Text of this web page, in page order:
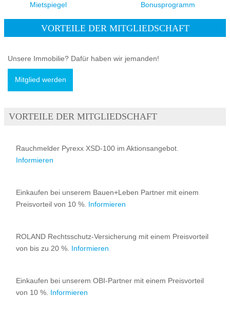
Mietspiegel Bonusprogramm
VORTEILE DER MITGLIEDSCHAFT
Unsere Immobilie? Dafür haben wir jemanden!
Mitglied werden
VORTEILE DER MITGLIEDSCHAFT
Rauchmelder Pyrexx XSD-100 im Aktionsangebot.
Informieren
Einkaufen bei unserem Bauen+Leben Partner mit einem
Preisvorteil von 10 %. Informieren
ROLAND Rechtsschutz-Versicherung mit einem Preisvorteil
von bis zu 20 %. Informieren
Einkaufen bei unserem OBI-Partner mit einem Preisvorteil
von 10 %. Informieren